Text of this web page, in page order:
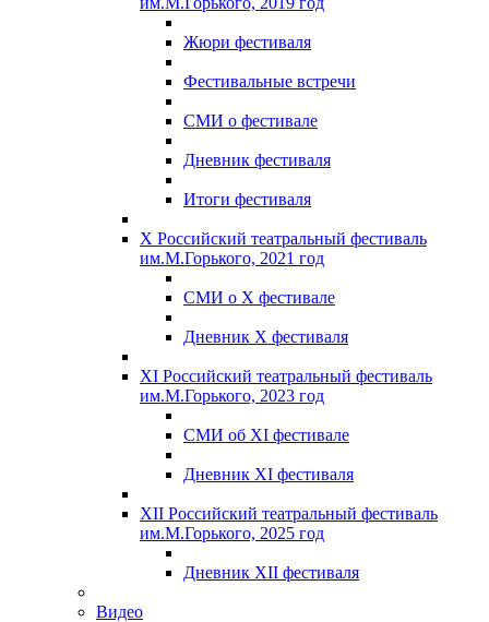
Жюри фестиваля
Фестивальные встречи
СМИ о фестивале
Дневник фестиваля
Итоги фестиваля
X Российский театральный фестиваль
им.М.Горького, 2021 год
СМИ о X фестивале
Дневник X фестиваля
XI Российский театральный фестиваль
им.М.Горького, 2023 год
СМИ об XI фестивале
Дневник XI фестиваля
XII Российский театральный фестиваль
им.М.Горького, 2025 год
Дневник XII фестиваля
Видео